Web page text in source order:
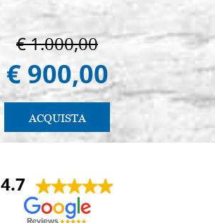
€ 1.000,00
€ 900,00
ACQUISTA
4.7